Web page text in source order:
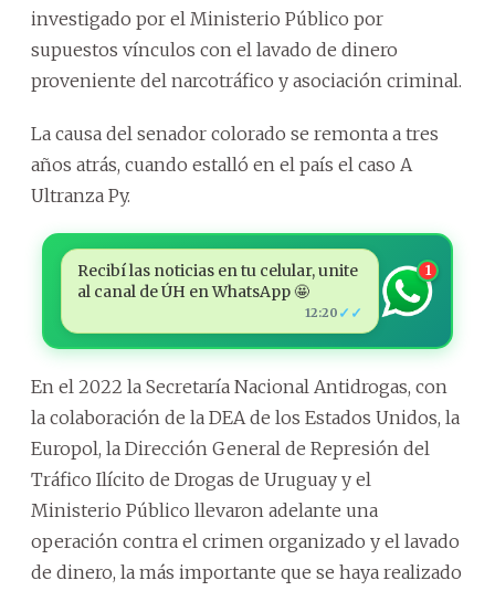
investigado por el Ministerio Público por
supuestos vínculos con el lavado de dinero
proveniente del narcotráfico y asociación criminal.
La causa del senador colorado se remonta a tres
años atrás, cuando estalló en el país el caso A
Ultranza Py.
Recibí las noticias en tu celular, unite
al canal de ÚH en WhatsApp 🤩
12:20 ✓✓
1
En el 2022 la Secretaría Nacional Antidrogas, con
la colaboración de la DEA de los Estados Unidos, la
Europol, la Dirección General de Represión del
Tráfico Ilícito de Drogas de Uruguay y el
Ministerio Público llevaron adelante una
operación contra el crimen organizado y el lavado
de dinero, la más importante que se haya realizado